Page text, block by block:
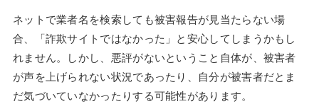
ネットで業者名を検索しても被害報告が見当たらない場
合、「詐欺サイトではなかった」と安心してしまうかもし
れません。しかし、悪評がないということ自体が、被害者
が声を上げられない状況であったり、自分が被害者だとま
だ気づいていなかったりする可能性があります。